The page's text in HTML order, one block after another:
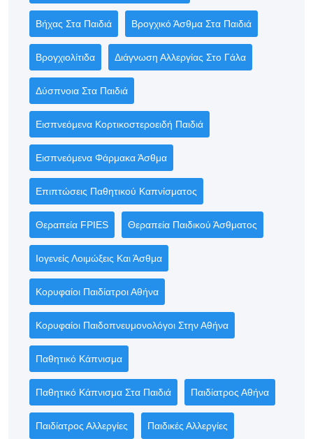
Βήχας Στα Παιδιά Βρογχικό Άσθμα Στα Παιδιά
Βρογχιολίτιδα Διάγνωση Αλλεργίας Στο Γάλα
Δύσπνοια Στα Παιδιά
Εισπνεόμενα Κορτικοστεροειδή Παιδιά
Εισπνεόμενα Φάρμακα Άσθμα
Επιπτώσεις Παθητικού Καπνίσματος
Θεραπεία FPIES Θεραπεία Παιδικού Άσθματος
Ιογενείς Λοιμώξεις Και Άσθμα
Κορυφαίοι Παιδίατροι Αθήνα
Κορυφαίοι Παιδοπνευμονολόγοι Στην Αθήνα
Παθητικό Κάπνισμα
Παθητικό Κάπνισμα Στα Παιδιά Παιδίατρος Αθήνα
Παιδίατρος Αλλεργίες Παιδικές Αλλεργίες